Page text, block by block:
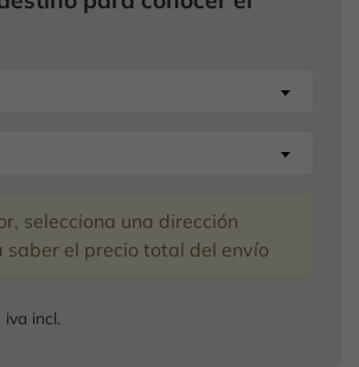
selecciona una dirección
el precio total del envío
iva incl.